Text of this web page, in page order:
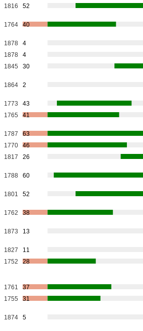
1816 52
1764 40
1878
4
1878
4
1845 30
1864 2
1773
43
1765 41
1787
63
1770
46
1817 26
1788 60
1801 52
1762 38
1873 13
1827
11
1752 28
1761
37
1755 31
1874 5